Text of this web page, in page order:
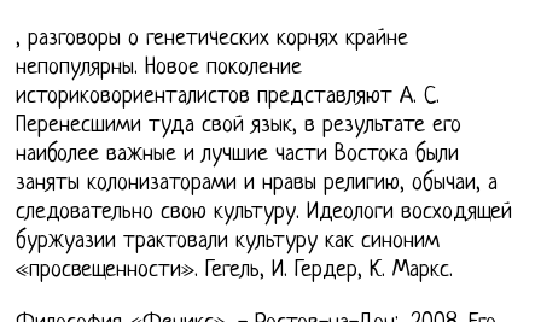
, разговоры о генетических корнях крайне
непопулярны. Новое поколение
историковориенталистов представляют А. С.
Перенесшими туда свой язык, в результате его
наиболее важные и лучшие части Востока были
заняты колонизаторами и нравы религию, обычаи, а
следовательно свою культуру. Идеологи восходящей
буржуазии трактовали культуру как синоним
«просвещенности». Гегель, И. Гердер, К. Маркс.